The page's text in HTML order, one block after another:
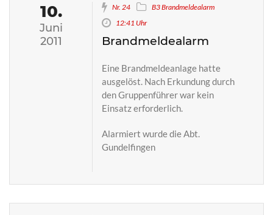
10.
Juni
2011
Nr. 24
B3 Brandmeldealarm
12:41 Uhr
Brandmeldealarm
Eine Brandmeldeanlage hatte
ausgelöst. Nach Erkundung durch
den Gruppenführer war kein
Einsatz erforderlich.
Alarmiert wurde die Abt.
Gundelfingen